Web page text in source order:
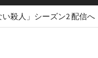
殺人」シーズン2 配信